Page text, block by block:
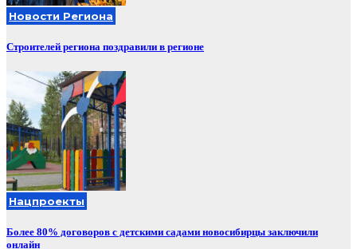
Новости Региона
Строителей региона поздравили в регионе
Нацпроекты
Более 80% договоров с детскими садами новосибирцы заключили
онлайн